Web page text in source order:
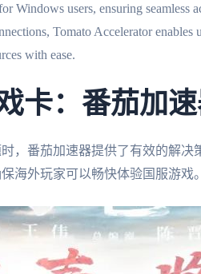
Windows users, ensuring seamless
Tomato Accelerator enables
with ease.
卡：番茄加
，番茄加速器提供了有效的解
海外玩家可以畅快体验国服游戏。